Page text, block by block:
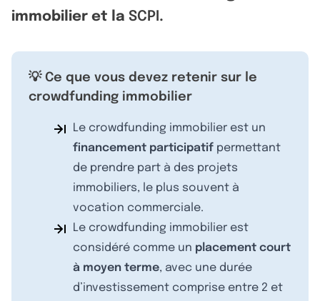
immobilier et la SCPI .
💡 Ce que vous devez retenir sur le
crowdfunding immobilier
Le crowdfunding immobilier est un
financement participatif permettant
de prendre part à des projets
immobiliers, le plus souvent à
vocation commerciale.
Le crowdfunding immobilier est
considéré comme un placement court
à moyen terme, avec une durée
d’investissement comprise entre 2 et